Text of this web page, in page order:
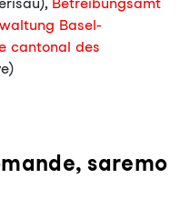
Basel-
cantonal des
saremo